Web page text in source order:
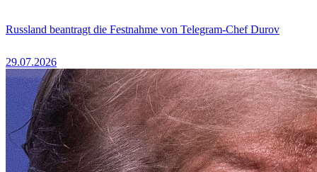
Russland beantragt die Festnahme von Telegram-Chef Durov
29.07.2026